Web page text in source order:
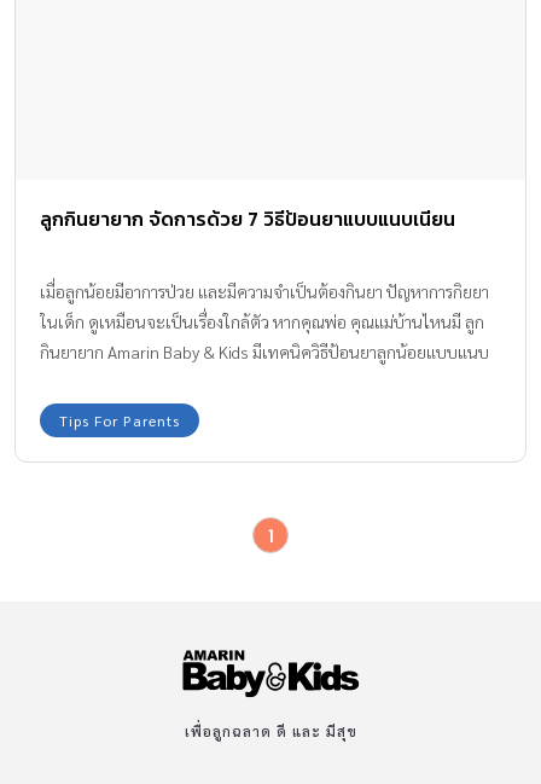
ลูกกินยายาก จัดการด้วย 7 วิธีป้อนยาแบบแนบเนียน
เมื่อลูกน้อยมีอาการป่วย และมีความจำเป็นต้องกินยา ปัญหาการกิยยา
ในเด็ก ดูเหมือนจะเป็นเรื่องใกล้ตัว หากคุณพ่อ คุณแม่บ้านไหนมี ลูก
กินยายาก Amarin Baby & Kids มีเทคนิควิธีป้อนยาลูกน้อยแบบแนบ
ไปไหนอย่างแน่นอน
Tips For Parents
1
เพื่อลูกฉลาด ดี และ มีสุข